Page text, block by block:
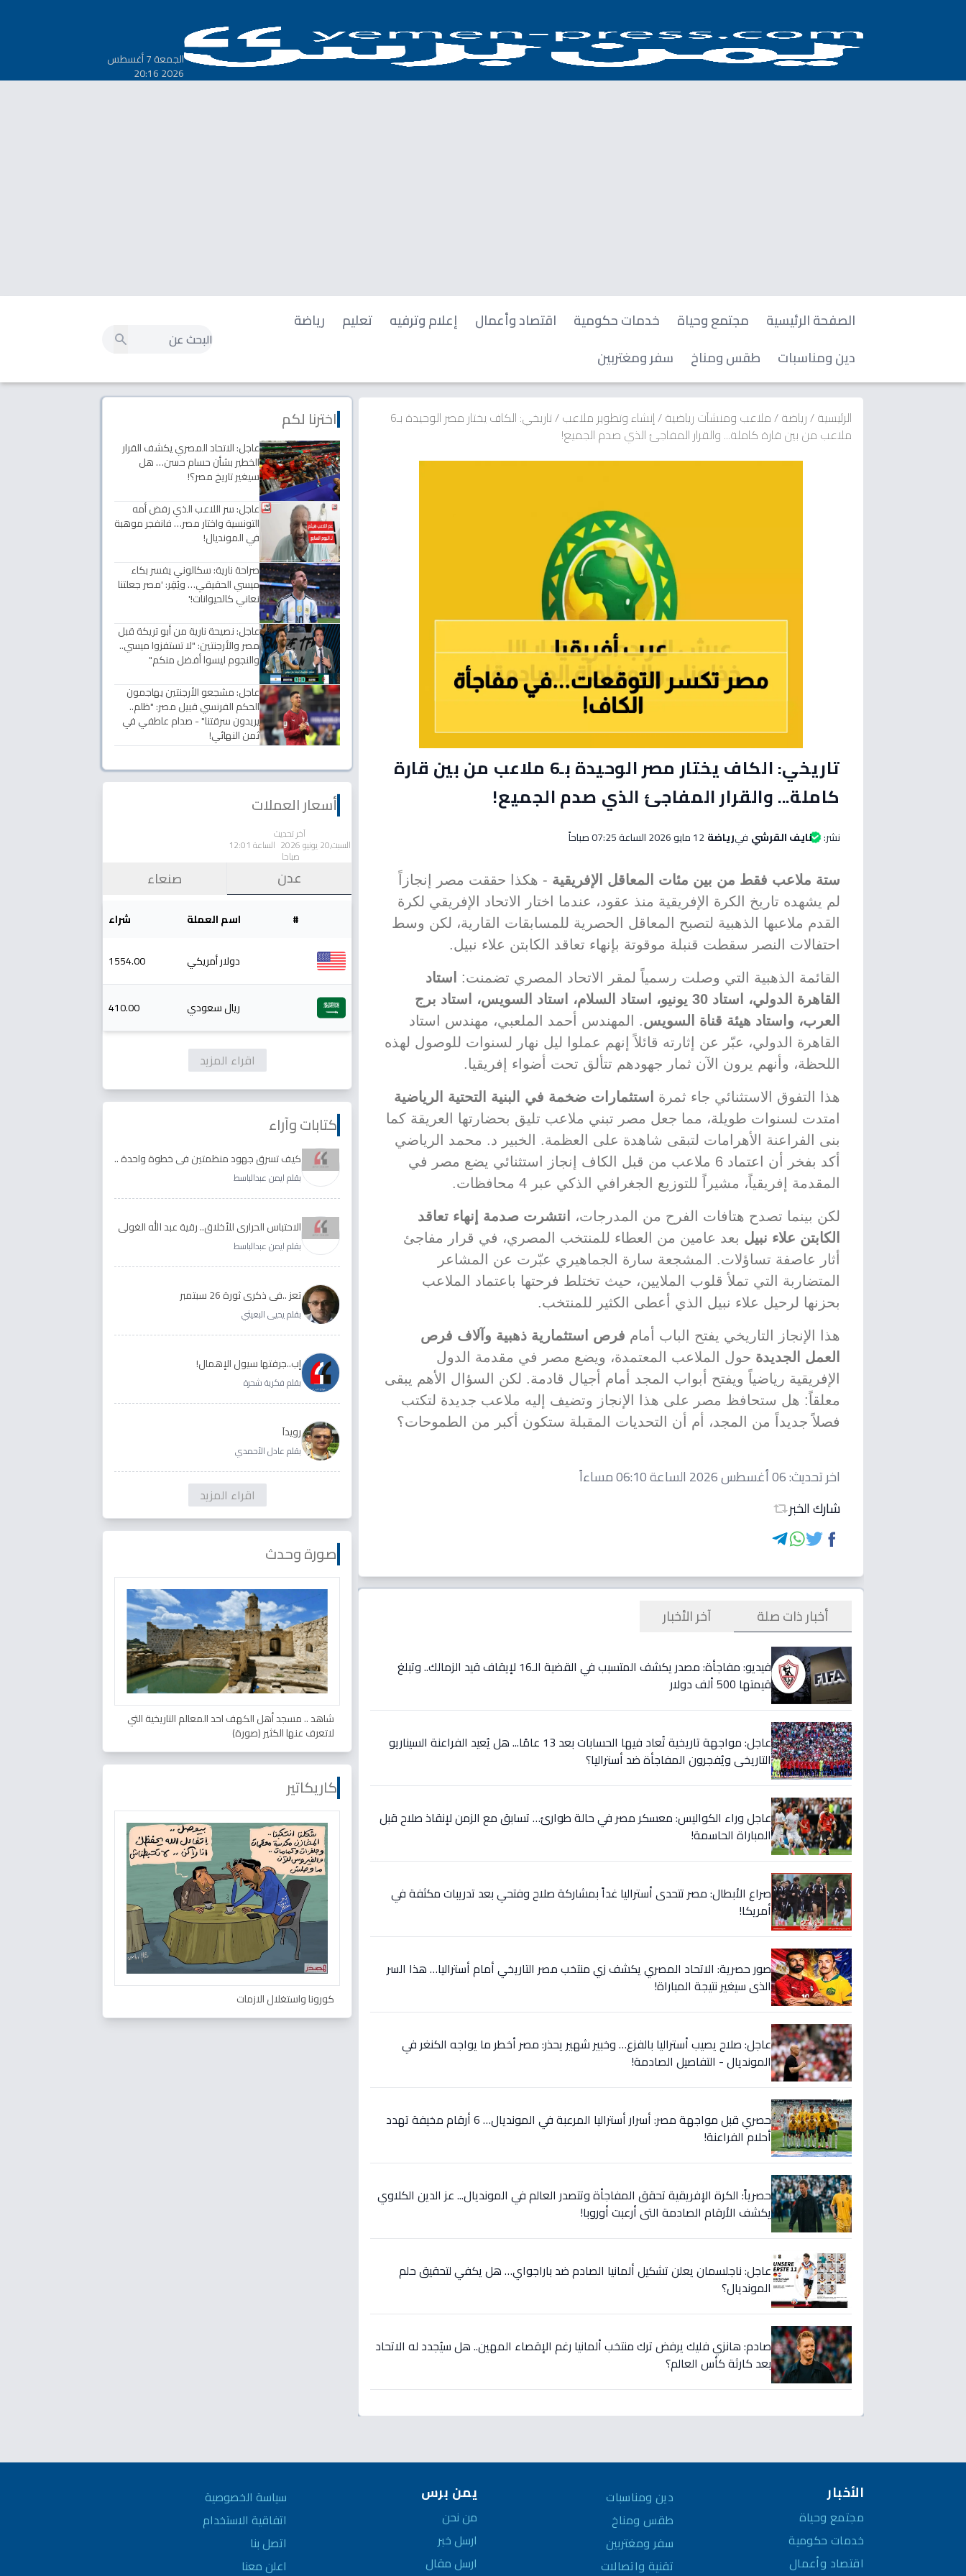
الجمعة 7 أغسطس
2026 20:16
الصفحة الرئيسية مجتمع وحياة خدمات حكومية اقتصاد وأعمال إعلام وترفيه تعليم
رياضة
دين ومناسبات
طقس ومناخ سفر ومغتربين
الرئيسية/رياضة/ملاعب ومنشآت رياضية/إنشاء وتطوير ملاعب/
تاريخي: الكاف يختار مصر الوحيدة بـ6
ملاعب من بين قارة كاملة... والقرار المفاجئ الذي صدم الجميع!
تاريخي: الكاف يختار مصر الوحيدة بـ6 ملاعب من بين قارة
كاملة... والقرار المفاجئ الذي صدم الجميع!
نشر: نايف القرشي فيرياضة12 مايو 2026 الساعة 07:25 صباحاً
ستة ملاعب فقط من بين مئات المعاقل الإفريقية - هكذا حققت مصر إنجازاً
لم يشهده تاريخ الكرة الإفريقية منذ عقود، عندما اختار الاتحاد الإفريقي لكرة
القدم ملاعبها الذهبية لتصبح المعاقل الحصرية للمسابقات القارية، لكن وسط
احتفالات النصر سقطت قنبلة موقوتة بإنهاء تعاقد الكابتن علاء نبيل.
القائمة الذهبية التي وصلت رسمياً لمقر الاتحاد المصري تضمنت:
استاد
القاهرة الدولي، استاد 30 يونيو، استاد السلام، استاد السويس، استاد برج
العرب، واستاد هيئة قناة السويس. المهندس أحمد الملعبي، مهندس استاد
القاهرة الدولي، عبّر عن إثارته قائلاً إنهم عملوا ليل نهار لسنوات للوصول لهذه
اللحظة، وأنهم يرون الآن ثمار جهودهم تتألق تحت أضواء إفريقيا.
هذا التفوق الاستثنائي جاء ثمرة
استثمارات ضخمة في البنية التحتية الرياضية
امتدت لسنوات طويلة، مما جعل مصر تبني ملاعب تليق بحضارتها العريقة كما
بنى الفراعنة الأهرامات لتبقى شاهدة على العظمة. الخبير د. محمد الرياضي
أكد بفخر أن اعتماد 6 ملاعب من قبل الكاف إنجاز استثنائي يضع مصر في
المقدمة إفريقياً، مشيراً للتوزيع الجغرافي الذكي عبر 4 محافظات.
لكن بينما تصدح هتافات الفرح من المدرجات،
انتشرت صدمة إنهاء تعاقد
الكابتن علاء نبيل بعد عامين من العطاء للمنتخب المصري، في قرار مفاجئ
أثار عاصفة تساؤلات. المشجعة سارة الجماهيري عبّرت عن المشاعر
المتضاربة التي تملأ قلوب الملايين، حيث تختلط فرحتها باعتماد الملاعب
بحزنها لرحيل علاء نبيل الذي أعطى الكثير للمنتخب.
هذا الإنجاز التاريخي يفتح الباب أمام فرص استثمارية ذهبية وآلاف فرص
العمل الجديدة حول الملاعب المعتمدة، ويضع مصر في مقدمة الدول
الإفريقية رياضياً ويفتح أبواب المجد أمام أجيال قادمة. لكن السؤال الأهم يبقى
معلقاً: هل ستحافظ مصر على هذا الإنجاز وتضيف إليه ملاعب جديدة لتكتب
فصلاً جديداً من المجد، أم أن التحديات المقبلة ستكون أكبر من الطموحات؟
اخر تحديث:06 أغسطس 2026 الساعة 06:10 مساءاً
شارك الخبر
أخبار ذات صلة آخر الأخبار
فيديو: مفاجأة: مصدر يكشف المتسبب في القضية الـ16 لإيقاف قيد الزمالك.. وتبلغ
قيمتها 500 ألف دولار
عاجل: مواجهة تاريخية تُعاد فيها الحسابات بعد 13 عامًا... هل يُعيد الفراعنة السيناريو
التاريخي ويُفجرون المفاجأة ضد أستراليا؟
عاجل وراء الكواليس: معسكر مصر في حالة طوارئ… تسابق مع الزمن لإنقاذ صلاح قبل
المباراة الحاسمة!
صراع الأبطال: مصر تتحدى أستراليا غداً بمشاركة صلاح وفتحي بعد تدريبات مكثفة في
أمريكا!
صور حصرية: الاتحاد المصري يكشف زي منتخب مصر التاريخي أمام أستراليا… هذا السر
الذي سيغير نتيجة المباراة!
عاجل: صلاح يصيب أستراليا بالفزع… وخبير شهير يحذر: مصر أخطر ما يواجه الكنغر في
المونديال - التفاصيل الصادمة!
حصري قبل مواجهة مصر: أسرار أستراليا المرعبة في المونديال… 6 أرقام مخيفة تهدد
أحلام الفراعنة!
حصرياً: الكرة الإفريقية تحقق المفاجأة وتتصدر العالم في المونديال... عز الدين الكلاوي
يكشف الأرقام الصادمة التي أرعبت أوروبا!
عاجل: ناجلسمان يعلن تشكيل ألمانيا الصادم ضد باراجواي… هل يكفي لتحقيق حلم
المونديال؟
صادم: هانزي فليك يرفض ترك منتخب ألمانيا رغم الإقصاء المهين.. هل سيُجدد له الاتحاد
بعد كارثة كأس العالم؟
اخترنا لكم
عاجل: الاتحاد المصري يكشف القرار
الخطير بشأن حسام حسن… هل
سيغير تاريخ مصر؟!
عاجل: سر اللاعب الذي رفض أمه
التونسية واختار مصر… فانفجر موهبة
في المونديال!
صراحة نارية: سكالوني يفسر بكاء
ميسي الحقيقي… ويُقِر: 'مصر جعلتنا
نعاني كالحيوانات!'
عاجل: نصيحة نارية من أبو تريكة قبل
مصر والأرجنتين: "لا تستفزوا ميسي..
والنجوم ليسوا أفضل منكم"
عاجل: مشجعو الأرجنتين يهاجمون
الحكم الفرنسي قبيل مصر: "ظلم..
يريدون سرقتنا" - صدام عاطفي في
ثمن النهائي!
أسعار العملات
آخر تحديث
السبت,20 يونيو 2026 الساعة 12:01
صباحا
عدن صنعاء
# اسم العملة شراء
دولار أمريكي 1554.00
ريال سعودي 410.00
اقراء المزيد
كتابات وآراء
كيف تسرق جهود منظمتين في خطوة واحدة ..
الأجابة لدى رقية عبد الله الغولي وغدير طيره
بقلم ايمن عبدالباسط
الاحتباس الحراري للأخلاق.. رقية عبد الله الغولي
وغدير طيره نموذجا
بقلم ايمن عبدالباسط
تعز ..في ذكرى ثورة 26 سبتمبر
بقلم يحيى البعيثي
إب..جرفتها سيول الإهمال!
بقلم فكرية شحرة
رويداَ
بقلم عادل الأحمدي
اقراء المزيد
صورة وحدث
شاهد .. مسجد أهل الكهف احد المعالم التاريخية التي
لاتعرف عنها الكثير (صورة)
كاريكاتير
كورونا واستغلال الازمات
الأخبار
مجتمع وحياة
خدمات حكومية
اقتصاد وأعمال
دين ومناسبات
طقس ومناخ
سفر ومغتربين
تقنية واتصالات
يمن برس
من نحن
ارسل خبر
ارسل مقال
سياسة الخصوصية
اتفاقية الاستخدام
اتصل بنا
اعلن معنا